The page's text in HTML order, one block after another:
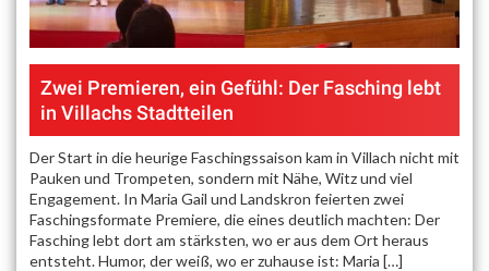
Zwei Premieren, ein Gefühl: Der Fasching lebt
in Villachs Stadtteilen
Der Start in die heurige Faschingssaison kam in Villach nicht mit
Pauken und Trompeten, sondern mit Nähe, Witz und viel
Engagement. In Maria Gail und Landskron feierten zwei
Faschingsformate Premiere, die eines deutlich machten: Der
Fasching lebt dort am stärksten, wo er aus dem Ort heraus
entsteht. Humor, der weiß, wo er zuhause ist: Maria […]